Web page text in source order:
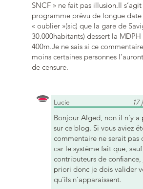
SNCF » ne fait pas illusion.Il
programme prévu de longue
« oublier »(sic) que la gare de
30.000habitants) dessert la
400m.Je ne sais si ce
moins certaines personnes
de censure.
Lucie 17
Bonjour Alged, non il n’y a
sur ce blog. Si vous aviez
commentaire ne serait pas
car le système fait que,
contributeurs de
priori donc je dois valider
qu’ils n’apparaissent.